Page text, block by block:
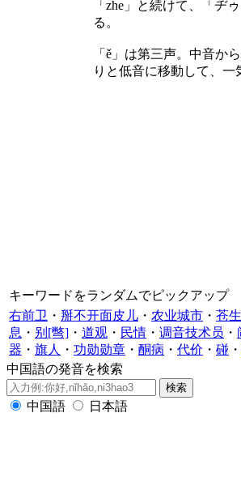
「zhe」と続けて、「ヂ
る。
「ě」は第三声。中音か
りと低音に移動して、一
キーワードをランダムでピックアップ
右前卫 ・ 掰不开面皮儿 ・ 农业城市 ・ 苍生
息 ・ 别[彆] ・ 道观 ・ 民情 ・ 调音技术员 ・
器 ・ 旗人 ・ 功勋勋章 ・ 酮病 ・ 代价 ・ 碰 ・
中国語の発音を検索
中国語 日本語